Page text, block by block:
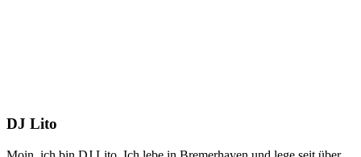
DJ Lito